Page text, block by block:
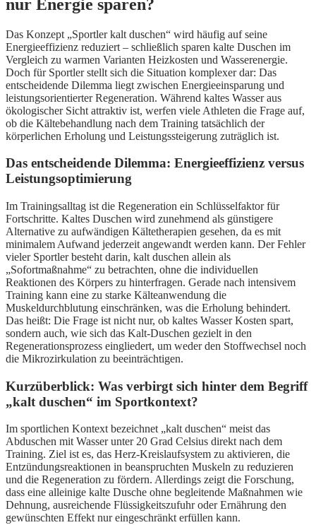
nur Energie sparen?
Das Konzept „Sportler kalt duschen“ wird häufig auf seine
Energieeffizienz reduziert – schließlich sparen kalte Duschen im
Vergleich zu warmen Varianten Heizkosten und Wasserenergie.
Doch für Sportler stellt sich die Situation komplexer dar: Das
entscheidende Dilemma liegt zwischen Energieeinsparung und
leistungsorientierter Regeneration. Während kaltes Wasser aus
ökologischer Sicht attraktiv ist, werfen viele Athleten die Frage auf,
ob die Kältebehandlung nach dem Training tatsächlich der
körperlichen Erholung und Leistungssteigerung zuträglich ist.
Das entscheidende Dilemma: Energieeffizienz versus
Leistungsoptimierung
Im Trainingsalltag ist die Regeneration ein Schlüsselfaktor für
Fortschritte. Kaltes Duschen wird zunehmend als günstigere
Alternative zu aufwändigen Kältetherapien gesehen, da es mit
minimalem Aufwand jederzeit angewandt werden kann. Der Fehler
vieler Sportler besteht darin, kalt duschen allein als
„Sofortmaßnahme“ zu betrachten, ohne die individuellen
Reaktionen des Körpers zu hinterfragen. Gerade nach intensivem
Training kann eine zu starke Kälteanwendung die
Muskeldurchblutung einschränken, was die Erholung behindert.
Das heißt: Die Frage ist nicht nur, ob kaltes Wasser Kosten spart,
sondern auch, wie sich das Kalt-Duschen gezielt in den
Regenerationsprozess eingliedert, um weder den Stoffwechsel noch
die Mikrozirkulation zu beeinträchtigen.
Kurzüberblick: Was verbirgt sich hinter dem Begriff
„kalt duschen“ im Sportkontext?
Im sportlichen Kontext bezeichnet „kalt duschen“ meist das
Abduschen mit Wasser unter 20 Grad Celsius direkt nach dem
Training. Ziel ist es, das Herz-Kreislaufsystem zu aktivieren, die
Entzündungsreaktionen in beanspruchten Muskeln zu reduzieren
und die Regeneration zu fördern. Allerdings zeigt die Forschung,
dass eine alleinige kalte Dusche ohne begleitende Maßnahmen wie
Dehnung, ausreichende Flüssigkeitszufuhr oder Ernährung den
gewünschten Effekt nur eingeschränkt erfüllen kann.